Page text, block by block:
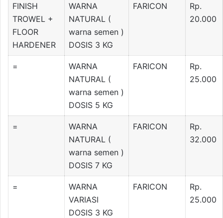
FINISH
TROWEL +
FLOOR
HARDENER
WARNA
NATURAL (
warna semen )
DOSIS 3 KG
FARICON
Rp.
20.000
=
WARNA
NATURAL (
warna semen )
DOSIS 5 KG
FARICON
Rp.
25.000
=
WARNA
NATURAL (
warna semen )
DOSIS 7 KG
FARICON
Rp.
32.000
=
WARNA
VARIASI
DOSIS 3 KG
FARICON
Rp.
25.000